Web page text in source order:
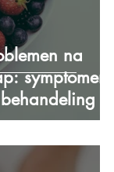
na
symptomen,